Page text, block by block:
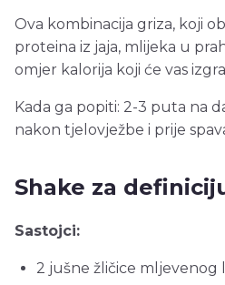
Ova kombinacija griza, koji
proteina iz jaja, mlijeka u
omjer kalorija koji će vas
Kada ga popiti: 2-3 puta na
nakon tjelovježbe i prije
Shake za
Sastojci:
2 jušne žličice mljevenog